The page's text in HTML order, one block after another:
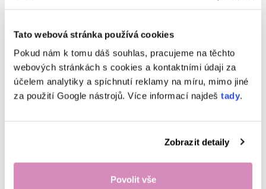
Tato webová stránka používá cookies
Pokud nám k tomu dáš souhlas, pracujeme na těchto
webových stránkách s cookies a kontaktními údaji za
účelem analytiky a spíchnutí reklamy na míru, mimo jiné
za použití Google nástrojů. Více informací najdeš tady.
Zobrazit detaily
Povolit vše